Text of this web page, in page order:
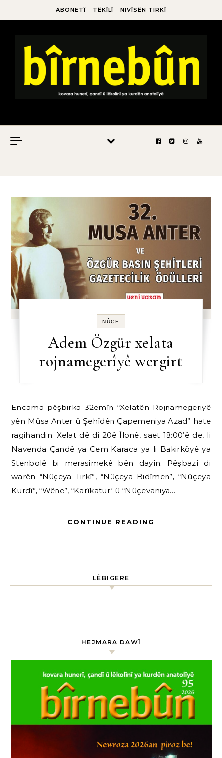
ABONETÎ TÊKÎLÎ NIVÎSÊN TIRKÎ
NÛÇE
Adem Özgür xelata
rojnamegerîyê wergirt
Encama pêşbirka 32emîn “Xelatên Rojnamegeriyê
yên Mûsa Anter û Şehîdên Çapemeniya Azad” hate
ragihandin. Xelat dê di 20ê Îlonê, saet 18:00’ê de, li
Navenda Çandê ya Cem Karaca ya li Bakirköyê ya
Stenbolê bi merasîmekê bên dayîn. Pêşbazî di
warên “Nûçeya Tirkî”, “Nûçeya Bidîmen”, “Nûçeya
Kurdî”, “Wêne”, “Karîkatur” û “Nûçevaniya…
CONTINUE READING
LÊBIGERE
HEJMARA DAWÎ